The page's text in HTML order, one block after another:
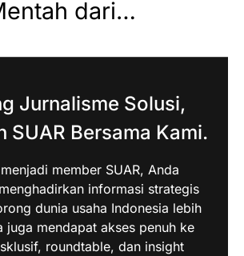
dari…
Jurnalisme Solusi,
SUAR Bersama Kami.
member SUAR, Anda
informasi strategis
dunia usaha Indonesia lebih
juga mendapat akses penuh ke
roundtable, dan insight